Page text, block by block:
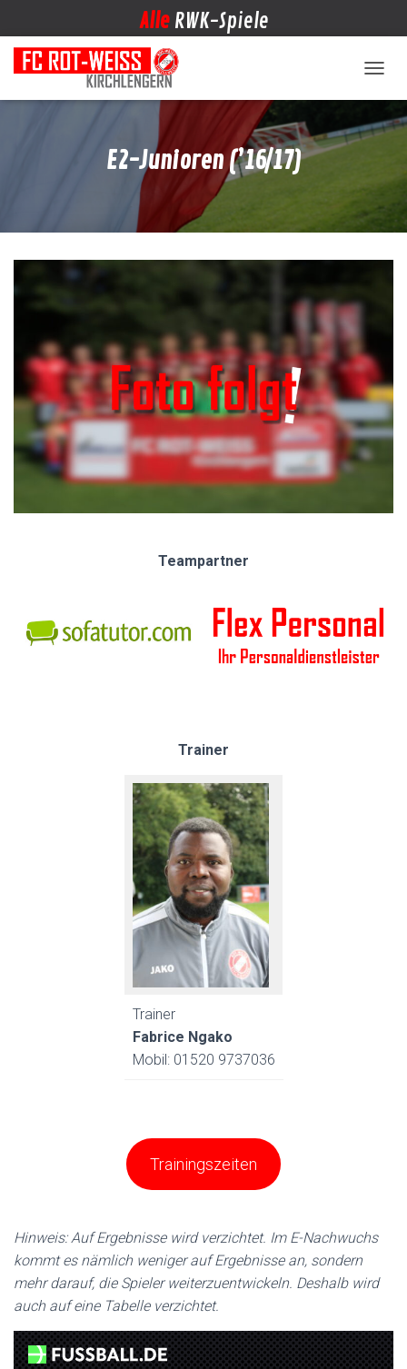
Alle RWK-Spiele
E2-Junioren (’16/17)
Teampartner
Trainer
Trainer
Fabrice Ngako
Mobil: 01520 9737036
Trainingszeiten
Hinweis: Auf Ergebnisse wird verzichtet. Im E-Nachwuchs
kommt es nämlich weniger auf Ergebnisse an, sondern
mehr darauf, die Spieler weiterzuentwickeln. Deshalb wird
auch auf eine Tabelle verzichtet.